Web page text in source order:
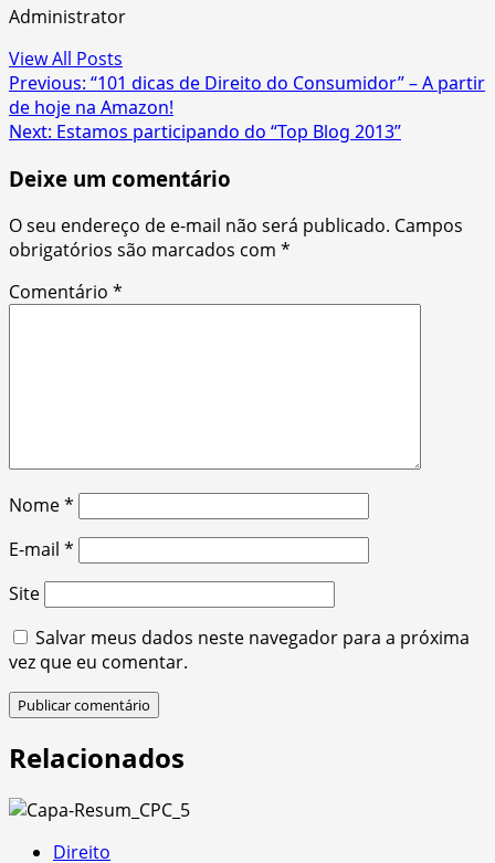
Administrator
View All Posts
Post
navigation
Previous: “101 dicas de Direito do Consumidor” – A partir
de hoje na Amazon!
Next: Estamos participando do “Top Blog 2013”
Deixe um comentário
O seu endereço de e-mail não será publicado. Campos
obrigatórios são marcados com *
Comentário *
Nome*
E-mail *
Site
Salvar meus dados neste navegador para a próxima
vez que eu comentar.
Relacionados
Direito